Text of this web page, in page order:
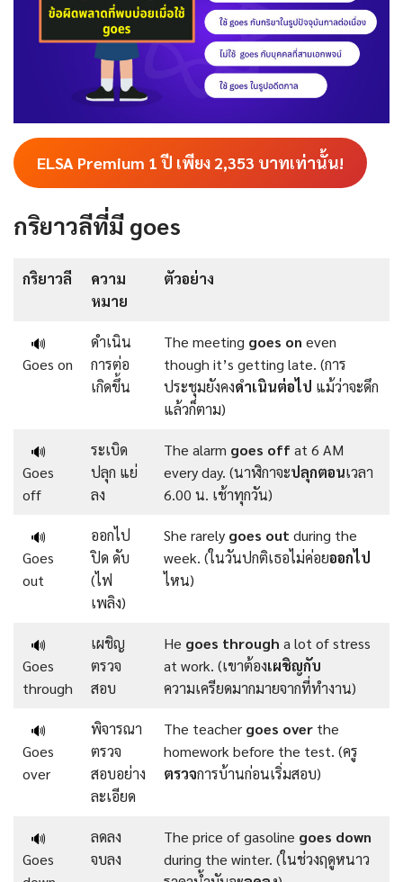
ELSA Premium 1 ปี เพียง2,353 บาทเท่านั้น!
กริยาวลีที่มี goes
กริยาวลี
ความ
หมาย
ตัวอย่าง
🔊
Goes on
ดำเนิน
การต่อ
เกิดขึ้น
The meeting goes on even
though it’s getting late. (การ
ประชุมยังคงดำเนินต่อไป แม้ว่าจะดึก
แล้วก็ตาม)
🔊
Goes
off
ระเบิด
ปลุก แย่
ลง
The alarm goes offat 6 AM
every day. (นาฬิกาจะปลุกตอนเวลา
6.00 น. เช้าทุกวัน)
🔊
Goes
out
ออกไป
ปิด ดับ
(ไฟ
เพลิง)
She rarely goes out during the
week. (ในวันปกติเธอไม่ค่อยออกไป
ไหน)
🔊
Goes
through
เผชิญ
ตรวจ
สอบ
He goes through a lot of stress
at work. (เขาต้องเผชิญกับ
ความเครียดมากมายจากที่ทำงาน)
🔊
Goes
over
พิจารณา
ตรวจ
สอบอย่าง
ละเอียด
The teacher goes over the
homework before the test. (ครู
ตรวจการบ้านก่อนเริ่มสอบ)
🔊
Goes
ลดลง
จบลง
The price of gasoline goes down
during the winter. (ในช่วงฤดูหนาว